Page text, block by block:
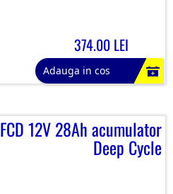
374.00 LEI
Adauga in cos
FCD 12V 28Ah acumulator
Deep Cycle